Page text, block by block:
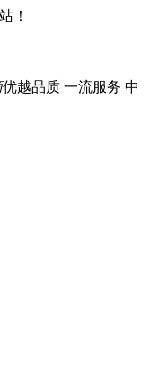
！
优越品质 一流服务 中